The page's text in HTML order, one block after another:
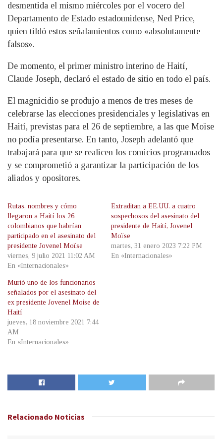
desmentida el mismo miércoles por el vocero del
Departamento de Estado estadounidense, Ned Price,
quien tildó estos señalamientos como «absolutamente
falsos».
De momento, el primer ministro interino de Haití,
Claude Joseph, declaró el estado de sitio en todo el país.
El magnicidio se produjo a menos de tres meses de
celebrarse las elecciones presidenciales y legislativas en
Haití, previstas para el 26 de septiembre, a las que Moïse
no podía presentarse. En tanto, Joseph adelantó que
trabajará para que se realicen los comicios programados
y se comprometió a garantizar la participación de los
aliados y opositores.
Rutas, nombres y cómo
llegaron a Haití los 26
colombianos que habrían
participado en el asesinato del
presidente Jovenel Moïse
viernes, 9 julio 2021 11:02 AM
En «Internacionales»
Extraditan a EE.UU. a cuatro
sospechosos del asesinato del
presidente de Haití, Jovenel
Moïse
martes, 31 enero 2023 7:22 PM
En «Internacionales»
Murió uno de los funcionarios
señalados por el asesinato del
ex presidente Jovenel Moise de
Haití
jueves, 18 noviembre 2021 7:44
AM
En «Internacionales»
Relacionado Noticias